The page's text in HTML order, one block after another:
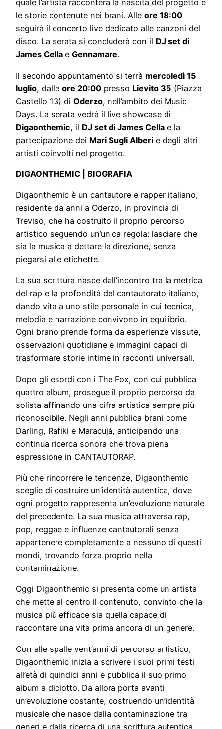
quale l’artista racconterà la nascita del progetto e
le storie contenute nei brani. Alle ore 18:00
seguirà il concerto live dedicato alle canzoni del
disco. La serata si concluderà con il DJ set di
James Cella e Gennamare.
Il secondo appuntamento si terrà mercoledì 15
luglio, dalle ore 20:00 presso Lievito 35 (Piazza
Castello 13) di Oderzo, nell’ambito dei Music
Days. La serata vedrà il live showcase di
Digaonthemic, il DJ set di James Cella e la
partecipazione dei Mari Sugli Alberi e degli altri
artisti coinvolti nel progetto.
DIGAONTHEMIC | BIOGRAFIA
Digaonthemic è un cantautore e rapper italiano,
residente da anni a Oderzo, in provincia di
Treviso, che ha costruito il proprio percorso
artistico seguendo un’unica regola: lasciare che
sia la musica a dettare la direzione, senza
piegarsi alle etichette.
La sua scrittura nasce dall’incontro tra la metrica
del rap e la profondità del cantautorato italiano,
dando vita a uno stile personale in cui tecnica,
melodia e narrazione convivono in equilibrio.
Ogni brano prende forma da esperienze vissute,
osservazioni quotidiane e immagini capaci di
trasformare storie intime in racconti universali.
Dopo gli esordi con i The Fox, con cui pubblica
quattro album, prosegue il proprio percorso da
solista affinando una cifra artistica sempre più
riconoscibile. Negli anni pubblica brani come
Darling, Rafiki e Maracujá, anticipando una
continua ricerca sonora che trova piena
espressione in CANTAUTORAP.
Più che rincorrere le tendenze, Digaonthemic
sceglie di costruire un’identità autentica, dove
ogni progetto rappresenta un’evoluzione naturale
del precedente. La sua musica attraversa rap,
pop, reggae e influenze cantautorali senza
appartenere completamente a nessuno di questi
mondi, trovando forza proprio nella
contaminazione.
Oggi Digaonthemic si presenta come un artista
che mette al centro il contenuto, convinto che la
musica più efficace sia quella capace di
raccontare una vita prima ancora di un genere.
Con alle spalle vent’anni di percorso artistico,
Digaonthemic inizia a scrivere i suoi primi testi
all’età di quindici anni e pubblica il suo primo
album a diciotto. Da allora porta avanti
un’evoluzione costante, costruendo un’identità
musicale che nasce dalla contaminazione tra
generi e dalla ricerca di una scrittura autentica.